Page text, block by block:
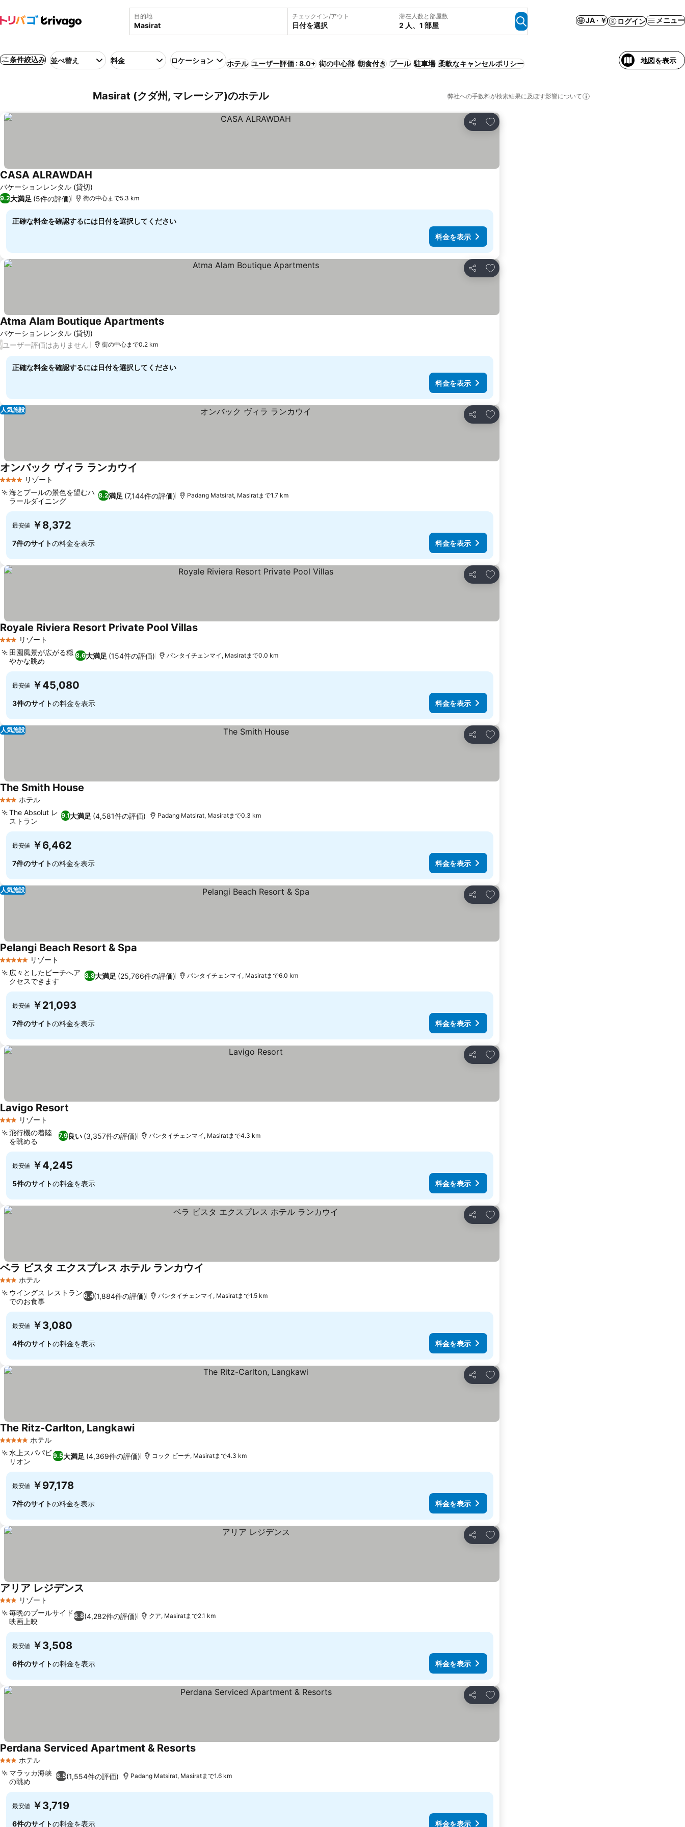
目的地 チェックイン/アウト
日付を選択
滞在人数と部屋数
2 人、1 部屋
JA · ￥ ログイン メニュー
条件絞込み 並べ替え 料金 ロケーション ホテル ユーザー評価 : 8.0+ 街の中心部 朝食付き プール 駐車場 柔軟なキャンセルポリシー 地図を表示
Masirat (クダ州, マレーシア)のホテル 弊社への手数料が検索結果に及ぼす影響について
シェア
お気に入りに追加
バケーションレンタル (貸切)
CASA ALRAWDAH
9.2大満足 (5件の評価) 街の中心まで5.3 km
正確な料金を確認するには日付を選択してください
料金を表示
シェア
お気に入りに追加
バケーションレンタル (貸切)
Atma Alam Boutique Apartments
/ユーザー評価はありません 街の中心まで0.2 km
正確な料金を確認するには日付を選択してください
料金を表示
シェア
お気に入りに追加
人気施設
4 ホテルのランク
リゾート
オンバック ヴィラ ランカウイ
8.2満足 (7,144件の評価)
海とプールの景色を望むハ
ラールダイニング
Padang Matsirat, Masiratまで1.7 km
最安値 ￥8,372
7件のサイトの料金を表示 料金を表示
シェア
お気に入りに追加
3 ホテルのランク
リゾート
Royale Riviera Resort Private Pool Villas
8.6大満足 (154件の評価)
田園風景が広がる穏
やかな眺め
パンタイチェンマイ, Masiratまで0.0 km
最安値 ￥45,080
3件のサイトの料金を表示 料金を表示
シェア
お気に入りに追加
人気施設
3 ホテルのランク
ホテル
The Smith House
9.1大満足 (4,581件の評価)
The Absolut レ
ストラン
Padang Matsirat, Masiratまで0.3 km
最安値 ￥6,462
7件のサイトの料金を表示 料金を表示
シェア
お気に入りに追加
人気施設
5 ホテルのランクリゾート
Pelangi Beach Resort & Spa
8.8大満足 (25,766件の評価)
広々としたビーチへア
クセスできます
パンタイチェンマイ, Masiratまで6.0 km
最安値 ￥21,093
7件のサイトの料金を表示 料金を表示
シェア
お気に入りに追加
3 ホテルのランク
リゾート
Lavigo Resort
7.9良い (3,357件の評価)
飛行機の着陸
を眺める
パンタイチェンマイ, Masiratまで4.3 km
最安値 ￥4,245
5件のサイトの料金を表示 料金を表示
シェア
お気に入りに追加
3 ホテルのランク
ホテル
ベラ ビスタ エクスプレス ホテル ランカウイ
6.4(1,884件の評価)
ウイングス レストラン
でのお食事
パンタイチェンマイ, Masiratまで1.5 km
最安値 ￥3,080
4件のサイトの料金を表示 料金を表示
シェア
お気に入りに追加
5 ホテルのランク
ホテル
The Ritz-Carlton, Langkawi
9.5大満足 (4,369件の評価)
水上スパパビ
リオン
コック ビーチ, Masiratまで4.3 km
最安値 ￥97,178
7件のサイトの料金を表示 料金を表示
シェア
お気に入りに追加
3 ホテルのランク
リゾート
アリア レジデンス
6.8(4,282件の評価)
毎晩のプールサイド
映画上映
クア, Masiratまで2.1 km
最安値 ￥3,508
6件のサイトの料金を表示 料金を表示
シェア
お気に入りに追加
3 ホテルのランク
ホテル
Perdana Serviced Apartment & Resorts
6.5(1,554件の評価)
マラッカ海峡
の眺め
Padang Matsirat, Masiratまで1.6 km
最安値 ￥3,719
6件のサイトの料金を表示 料金を表示